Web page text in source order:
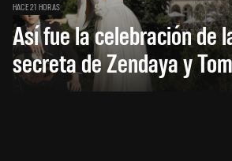
HACE 21 HORAS
Así fue la celebración de
secreta de Zendaya y